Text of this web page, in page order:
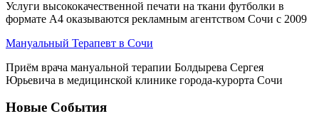
Услуги высококачественной печати на ткани футболки в
формате А4 оказываются рекламным агентством Сочи с 2009
Мануальный Терапевт в Сочи
Приём врача мануальной терапии Болдырева Сергея
Юрьевича в медицинской клинике города-курорта Сочи
Новые События